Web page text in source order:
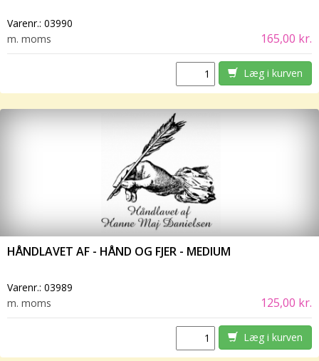
Varenr.: 03990
m. moms
165,00 kr.
Læg i kurven
HÅNDLAVET AF - HÅND OG FJER - MEDIUM
Varenr.: 03989
m. moms
125,00 kr.
Læg i kurven